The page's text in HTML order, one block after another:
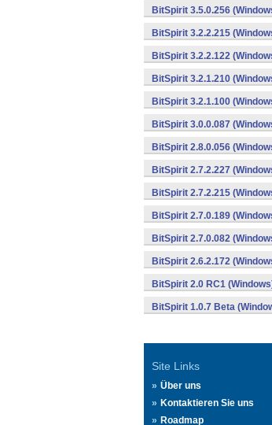
BitSpirit 3.5.0.256
BitSpirit 3.2.2.215
BitSpirit 3.2.2.122
BitSpirit 3.2.1.210
BitSpirit 3.2.1.100
BitSpirit 3.0.0.087
BitSpirit 2.8.0.056
BitSpirit 2.7.2.227
BitSpirit 2.7.2.215
BitSpirit 2.7.0.189
BitSpirit 2.7.0.082
BitSpirit 2.6.2.172
BitSpirit 2.0 RC1
BitSpirit 1.0.7 Beta
Site Links
Über uns
Kontaktieren Sie uns
Roadmap